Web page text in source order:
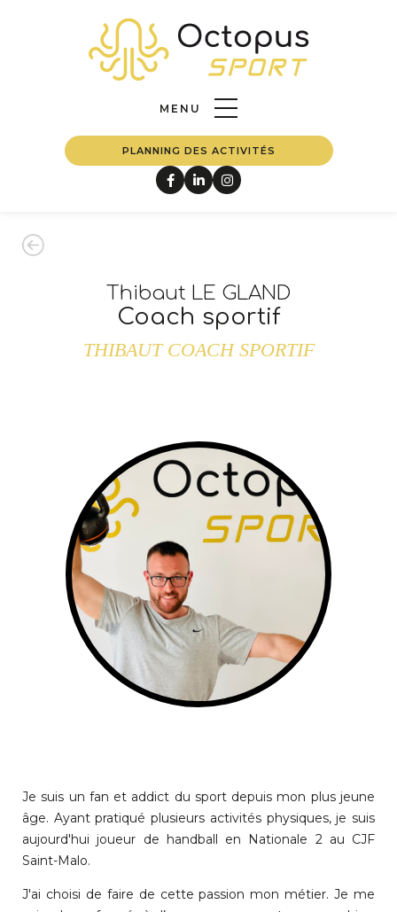
MENU
PLANNING DES ACTIVITÉS
ACCUEIL
PRESTATIONS
Notre
EQUIPE
Notre
BLOG
Thibaut LE GLAND
Coach sportif
THIBAUT COACH SPORTIF
Je suis un fan et addict du sport depuis mon plus jeune
âge. Ayant pratiqué plusieurs activités physiques, je suis
aujourd'hui joueur de handball en Nationale 2 au CJF
Saint-Malo.
J'ai choisi de faire de cette passion mon métier. Je me